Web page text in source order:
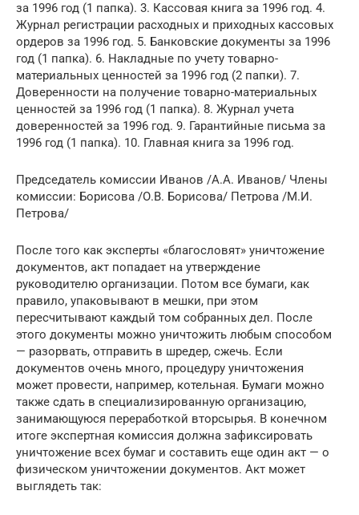
за 1996 год (1 папка). 3. Кассовая книга за 1996 год. 4.
Журнал регистрации расходных и приходных кассовых
ордеров за 1996 год. 5. Банковские документы за 1996
год (1 папка). 6. Накладные по учету товарно-
материальных ценностей за 1996 год (2 папки). 7.
Доверенности на получение товарно-материальных
ценностей за 1996 год (1 папка). 8. Журнал учета
доверенностей за 1996 год. 9. Гарантийные письма за
1996 год (1 папка). 10. Главная книга за 1996 год.
Председатель комиссии Иванов /А.А. Иванов/ Члены
комиссии: Борисова /О.В. Борисова/ Петрова /М.И.
Петрова/
После того как эксперты «благословят» уничтожение
документов, акт попадает на утверждение
руководителю организации. Потом все бумаги, как
правило, упаковывают в мешки, при этом
пересчитывают каждый том собранных дел. После
этого документы можно уничтожить любым способом
— разорвать, отправить в шредер, сжечь. Если
документов очень много, процедуру уничтожения
может провести, например, котельная. Бумаги можно
также сдать в специализированную организацию,
занимающуюся переработкой вторсырья. В конечном
итоге экспертная комиссия должна зафиксировать
уничтожение всех бумаг и составить еще один акт — о
физическом уничтожении документов. Акт может
выглядеть так: